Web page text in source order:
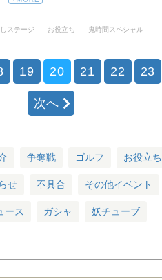
ステージ お役立ち 鬼時間スペシャル
19 20 21 22 23
次へ
争奪戦 ゴルフ お役立ち
せ 不具合 その他イベント
ース ガシャ 妖チューブ